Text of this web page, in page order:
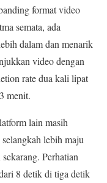
format video
semata, ada
dalam dan menarik
video dengan
rate dua kali lipat
menit.
lain masih
lebih maju
Perhatian
8 detik di tiga detik